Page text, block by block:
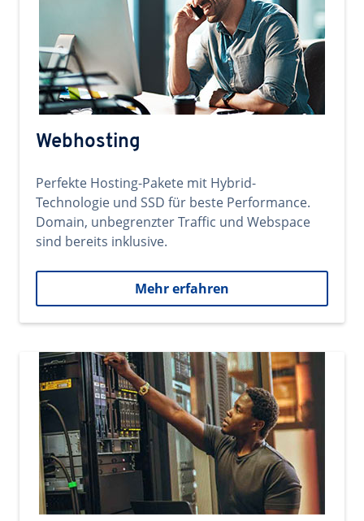
Webhosting
Perfekte Hosting-Pakete mit Hybrid-
Technologie und SSD für beste Performance.
Domain, unbegrenzter Traffic und Webspace
sind bereits inklusive.
Mehr erfahren